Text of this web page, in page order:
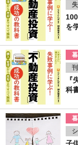
を
科
子